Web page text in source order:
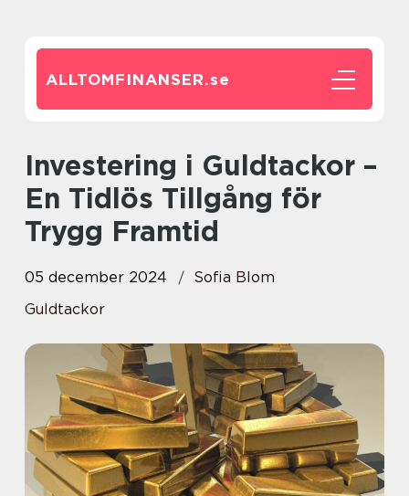
ALLTOMFINANSER.se
Investering i Guldtackor –
En Tidlös Tillgång för
Trygg Framtid
05 december 2024
Sofia Blom
Guldtackor